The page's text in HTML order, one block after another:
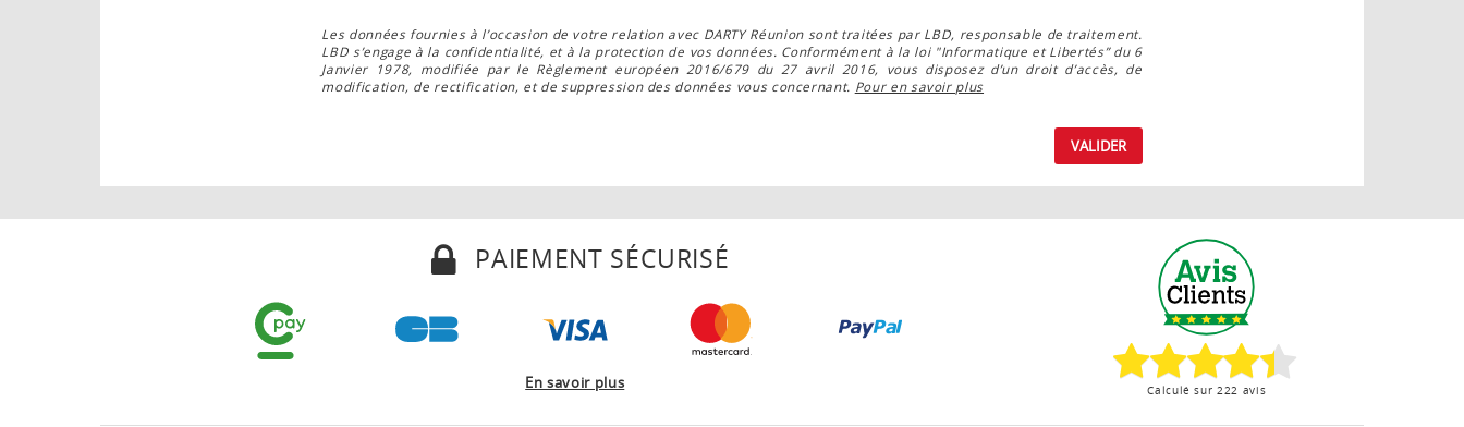
Les données fournies à l’occasion de votre relation avec DARTY Réunion sont traitées par LBD, responsable de traitement.
LBD s’engage à la confidentialité, et à la protection de vos données. Conformément à la loi "Informatique et Libertés” du 6
Janvier 1978, modifiée par le Règlement européen 2016/679 du 27 avril 2016, vous disposez d’un droit d’accès, de
modification, de rectification, et de suppression des données vous concernant. Pour en savoir plus
VALIDER
PAIEMENT SÉCURISÉ
En savoir plus Calculé sur 222 avis